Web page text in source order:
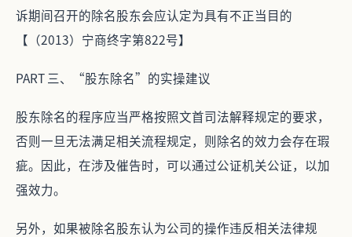
诉期间召开的除名股东会应认定为具有不正当目的
【（2013）宁商终字第822号】
PART 三、“股东除名”的实操建议
股东除名的程序应当严格按照文首司法解释规定的要求，
否则一旦无法满足相关流程规定，则除名的效力会存在瑕
疵。因此，在涉及催告时，可以通过公证机关公证，以加
强效力。
另外，如果被除名股东认为公司的操作违反相关法律规